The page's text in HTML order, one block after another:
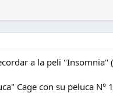
a la peli "Insomnia"
Cage con su peluca